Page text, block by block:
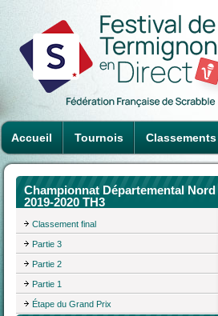
Accueil Tournois Classements
Championnat Départemental Nord
2019-2020 TH3
Classement final
Partie 3
Partie 2
Partie 1
Étape du Grand Prix